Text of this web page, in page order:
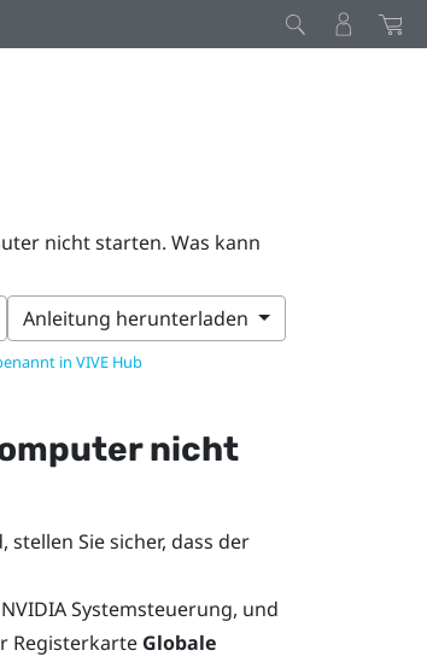
nicht starten. Was kann
in VIVE Hub
Anleitung herunterladen
nicht
Sie sicher, dass der
Systemsteuerung, und
Registerkarte Globale